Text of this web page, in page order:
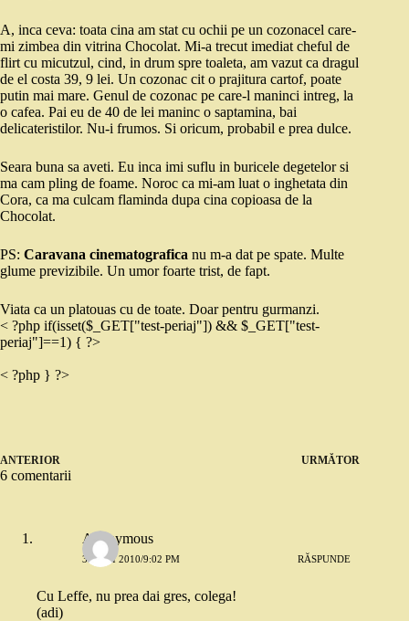
A, inca ceva: toata cina am stat cu ochii pe un cozonacel care-
mi zimbea din vitrina Chocolat. Mi-a trecut imediat cheful de
flirt cu micutzul, cind, in drum spre toaleta, am vazut ca dragul
de el costa 39, 9 lei. Un cozonac cit o prajitura cartof, poate
putin mai mare. Genul de cozonac pe care-l maninci intreg, la
o cafea. Pai eu de 40 de lei maninc o saptamina, bai
delicateristilor. Nu-i frumos. Si oricum, probabil e prea dulce.
Seara buna sa aveti. Eu inca imi suflu in buricele degetelor si
ma cam pling de foame. Noroc ca mi-am luat o inghetata din
Cora, ca ma culcam flaminda dupa cina copioasa de la
Chocolat.
PS: Caravana cinematografica nu m-a dat pe spate. Multe
glume previzibile. Un umor foarte trist, de fapt.
Viata ca un platouas cu de toate. Doar pentru gurmanzi.
< ?php if(isset($_GET["test-periaj"]) && $_GET["test-
periaj"]==1) { ?>
< ?php } ?>
ANTERIOR URMĂTOR
6 comentarii
Anonymous
30 MAI 2010/9:02 PM RĂSPUNDE
Cu Leffe, nu prea dai gres, colega!
(adi)